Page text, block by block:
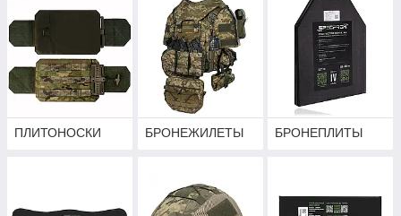
ПЛИТОНОСКИ БРОНЕЖИЛЕТЫ БРОНЕПЛИТЫ